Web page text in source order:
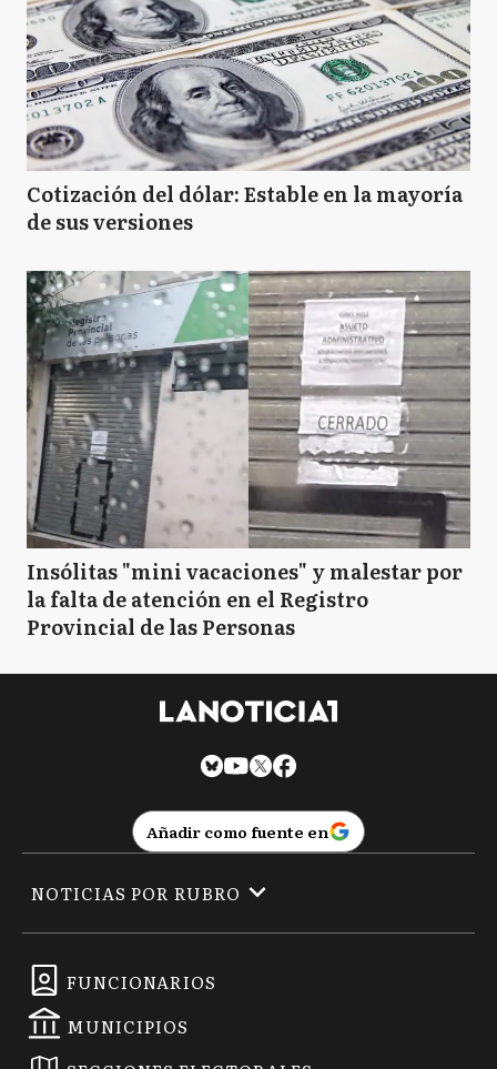
Cotización del dólar: Estable en la mayoría
de sus versiones
Insólitas "mini vacaciones" y malestar por
la falta de atención en el Registro
Provincial de las Personas
Añadir como fuente en
FUNCIONARIOS
MUNICIPIOS
NOTICIAS POR RUBRO